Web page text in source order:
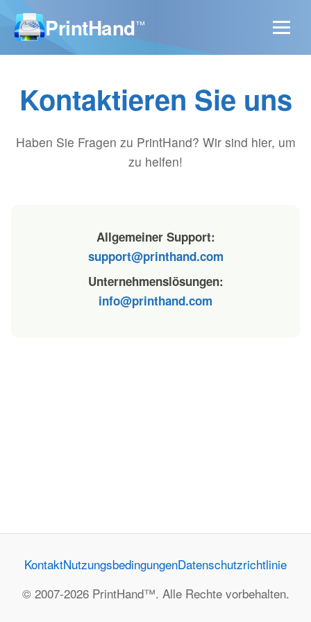
PrintHand™
Kontaktieren Sie uns
Haben Sie Fragen zu PrintHand? Wir sind hier, um
zu helfen!
Allgemeiner Support:
support@printhand.com
Unternehmenslösungen:
info@printhand.com
KontaktNutzungsbedingungenDatenschutzrichtlinie
© 2007-2026 PrintHand™. Alle Rechte vorbehalten.